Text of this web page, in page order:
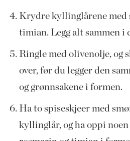
Krydre kyllinglårene med
timian. Legg alt sammen i
Ringle med olivenolje, og
over, før du legger den
og grønnsakene i formen.
Ha to spiseskjeer med
kyllinglår, og ha oppi